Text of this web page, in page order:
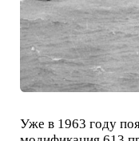
Уже в 1963 году